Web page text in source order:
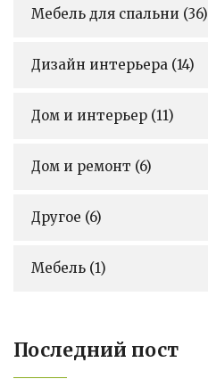
Мебель для спальни (36)
Дизайн интерьера (14)
Дом и интерьер (11)
Дом и ремонт (6)
Другое (6)
Мебель (1)
Последний пост